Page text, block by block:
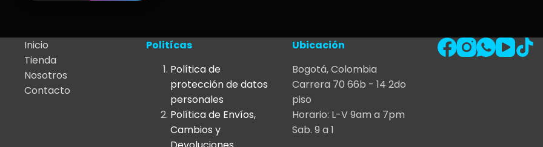
Inicio
Tienda
Nosotros
Contacto
Politícas
Política de
protección de datos
personales
Política de Envíos,
Cambios y
Ubicación
Bogotá, Colombia
Carrera 70 66b - 14 2do
piso
Horario: L-V 9am a 7pm
Sab. 9 a 1